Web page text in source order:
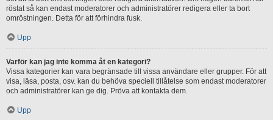
röstat så kan endast moderatorer och administratörer redigera eller ta bort
omröstningen. Detta för att förhindra fusk.
Upp
Varför kan jag inte komma åt en kategori?
Vissa kategorier kan vara begränsade till vissa användare eller grupper. För att
visa, läsa, posta, osv. kan du behöva speciell tillåtelse som endast moderatorer
och administratörer kan ge dig. Pröva att kontakta dem.
Upp